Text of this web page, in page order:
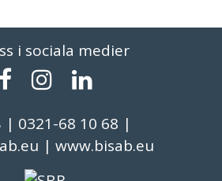
i sociala medier
| 0321-68 10 68 |
| www.bisab.eu